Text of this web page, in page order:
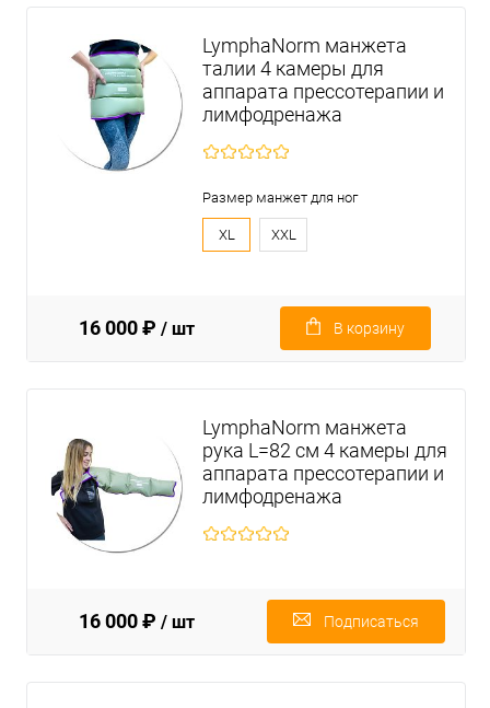
LymphaNorm манжета
талии 4 камеры для
аппарата прессотерапии и
лимфодренажа
Размер манжет для ног
XL XXL
16 000 ₽ / шт В корзину
LymphaNorm манжета
рука L=82 см 4 камеры для
аппарата прессотерапии и
лимфодренажа
16 000 ₽ / шт Подписаться